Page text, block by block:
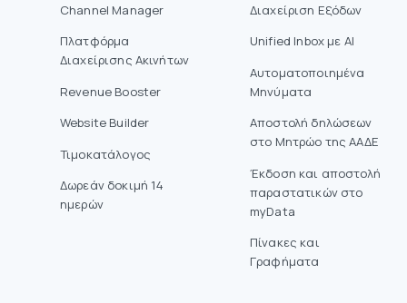
Channel Manager
Πλατφόρμα
Διαχείρισης Ακινήτων
Revenue Booster
Website Builder
Τιμοκατάλογος
Δωρεάν δοκιμή 14
ημερών
Διαχείριση Εξόδων
Unified Inbox με AI
Αυτοματοποιημένα
Μηνύματα
Aποστολή δηλώσεων
στο Mητρώο της ΑΑΔΕ
Έκδοση και αποστολή
παραστατικών στο
myData
Πίνακες και
Γραφήματα